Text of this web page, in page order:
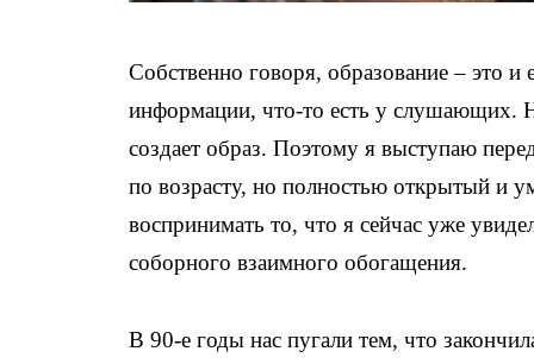
Собственно говоря, образование – это
информации, что-то есть у слушающих.
создает образ. Поэтому я выступаю
по возрасту, но полностью открытый и
воспринимать то, что я сейчас уже
соборного взаимного обогащения.
В 90-е годы нас пугали тем, что